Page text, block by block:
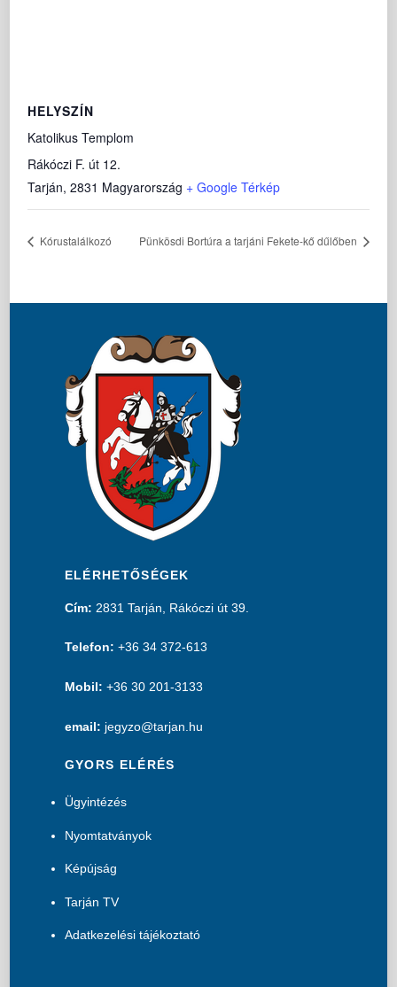
HELYSZÍN
Katolikus Templom
Rákóczi F. út 12.
Tarján, 2831 Magyarország + Google Térkép
Kórustalálkozó Pünkösdi Bortúra a tarjáni Fekete-kő dűlőben
ELÉRHETŐSÉGEK
Cím: 2831 Tarján, Rákóczi út 39.
Telefon: +36 34 372-613
Mobil: +36 30 201-3133
email: jegyzo@tarjan.hu
GYORS ELÉRÉS
Ügyintézés
Nyomtatványok
Képújság
Tarján TV
Adatkezelési tájékoztató